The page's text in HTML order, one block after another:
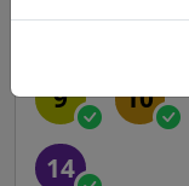
5 6
9 10
14